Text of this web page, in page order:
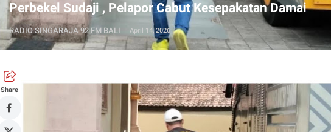
Perbekel Sudaji , Pelapor Cabut Kesepakatan Damai
RADIO SINGARAJA 92 FM BALI April 14, 2026
Share